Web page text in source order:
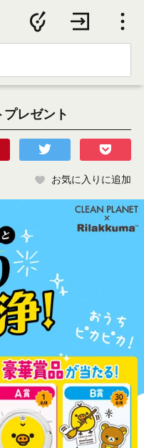
レゼント
お気に入りに追加